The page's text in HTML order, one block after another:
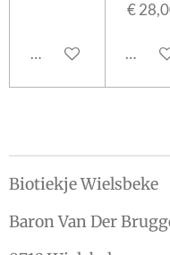
In winkelwagen
€
In
Biotiekje Wielsbeke
Baron Van Der